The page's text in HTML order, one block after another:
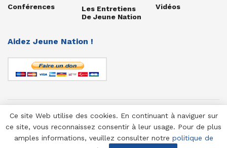
Conférences
Les Entretiens
De Jeune Nation
Vidéos
Aidez Jeune Nation !
© 1958-2025 Jeune Nation
Ce site Web utilise des cookies. En continuant à naviguer sur
ce site, vous reconnaissez consentir à leur usage. Pour de plus
amples informations, veuillez consulter notre politique de